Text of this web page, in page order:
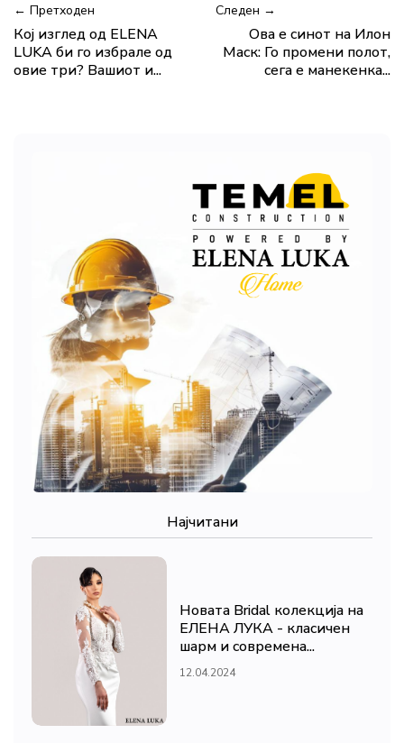
← Претходен
Кој изглед од ELENA
LUKA би го избрале од
овие три? Вашиот и...
Следен →
Ова е синот на Илон
Маск: Го промени полот,
сега е манекенка...
Најчитани
Новата Bridal колекција на
ЕЛЕНА ЛУКА - класичен
шарм и современа...
12.04.2024